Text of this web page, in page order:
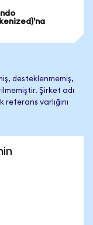
desteklenmemiş,
Şirket adı
varlığını